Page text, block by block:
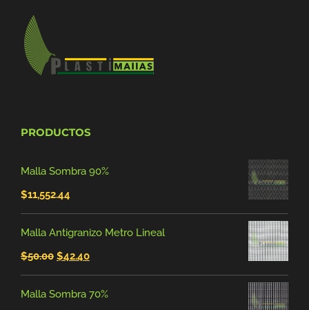
PRODUCTOS
Malla Sombra 90%
$11,552.44
Malla Antigranizo Metro Lineal
$50.00 El
precio
original
$42.40El
precio
actual
Malla Sombra 70%